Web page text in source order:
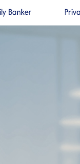
pagina
BankerSi apre in